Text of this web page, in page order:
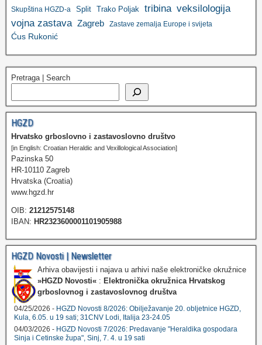
Skupština HGZD-a Split Trako Poljak tribina veksilologija
vojna zastava Zagreb Zastave zemalja Europe i svijeta
Ćus Rukonić
Pretraga | Search
HGZD
Hrvatsko grboslovno i zastavoslovno društvo
[in English: Croatian Heraldic and Vexillological Association]
Pazinska 50
HR-10110 Zagreb
Hrvatska (Croatia)
www.hgzd.hr
OIB: 21212575148
IBAN: HR2323600001101905988
HGZD Novosti | Newsletter
Arhiva obavijesti i najava u arhivi naše elektroničke okružnice
»HGZD Novosti« : Elektronička okružnica Hrvatskog
grboslovnog i zastavoslovnog društva
04/25/2026 - HGZD Novosti 8/2026: Obilježavanje 20. obljetnice HGZD,
Kula, 6.05. u 19 sati; 31CNV Lodi, Italija 23-24.05
04/03/2026 - HGZD Novosti 7/2026: Predavanje "Heraldika gospodara
Sinja i Cetinske župa", Sinj, 7. 4. u 19 sati